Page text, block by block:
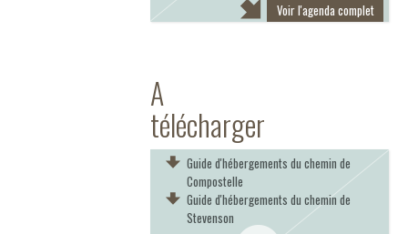
Voir l'agenda complet
A
télécharger
Guide d'hébergements du chemin de
Compostelle
Guide d'hébergements du chemin de
Stevenson